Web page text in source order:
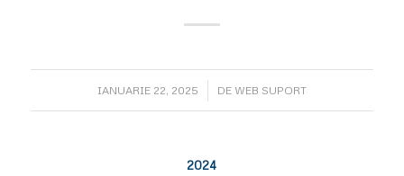
IANUARIE 22, 2025
/ DE WEB SUPORT
2024